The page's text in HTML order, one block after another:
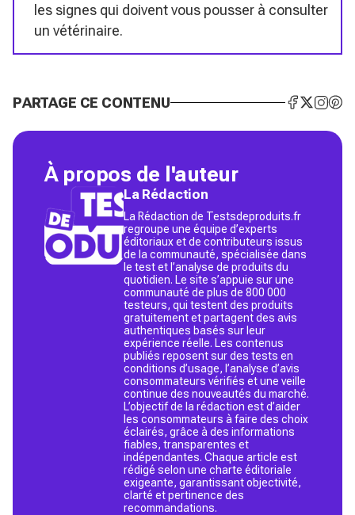
les signes qui doivent vous pousser à consulter
un vétérinaire.
PARTAGE CE CONTENU
À propos de l'auteur
La Rédaction
La Rédaction de Testsdeproduits.fr
regroupe une équipe d’experts
éditoriaux et de contributeurs issus
de la communauté, spécialisée dans
le test et l’analyse de produits du
quotidien. Le site s’appuie sur une
communauté de plus de 800 000
testeurs, qui testent des produits
gratuitement et partagent des avis
authentiques basés sur leur
expérience réelle. Les contenus
publiés reposent sur des tests en
conditions d’usage, l’analyse d’avis
consommateurs vérifiés et une veille
continue des nouveautés du marché.
L’objectif de la rédaction est d’aider
les consommateurs à faire des choix
éclairés, grâce à des informations
fiables, transparentes et
indépendantes. Chaque article est
rédigé selon une charte éditoriale
exigeante, garantissant objectivité,
clarté et pertinence des
recommandations.